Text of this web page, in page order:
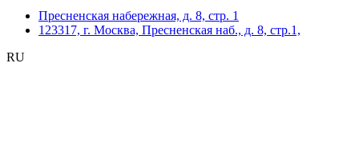
Пресненская набережная, д. 8, стр. 1
123317, г. Москва, Пресненская наб., д. 8, стр.1,
RU